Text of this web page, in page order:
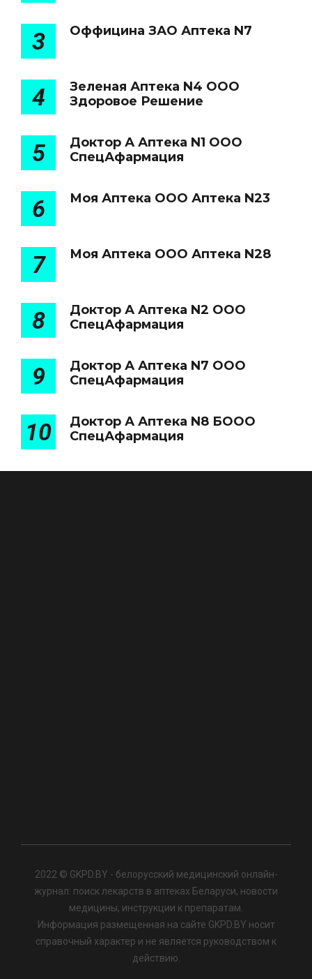
3 Оффицина ЗАО Аптека N7
4
Зеленая Аптека N4 ООО
Здоровое Решение
5
Доктор А Аптека N1 ООО
СпецАфармация
6 Моя Аптека ООО Аптека N23
7 Моя Аптека ООО Аптека N28
8
Доктор А Аптека N2 ООО
СпецАфармация
9
Доктор А Аптека N7 ООО
СпецАфармация
10
Доктор А Аптека N8 БООО
СпецАфармация
2022 © GKPD.BY - белорусский медицинский онлайн-
журнал: поиск лекарств в аптеках Беларуси, новости
медицины, инструкции к препаратам.
Информация размещенная на сайте GKPD.BY носит
справочный характер и не является руководством к
действию.